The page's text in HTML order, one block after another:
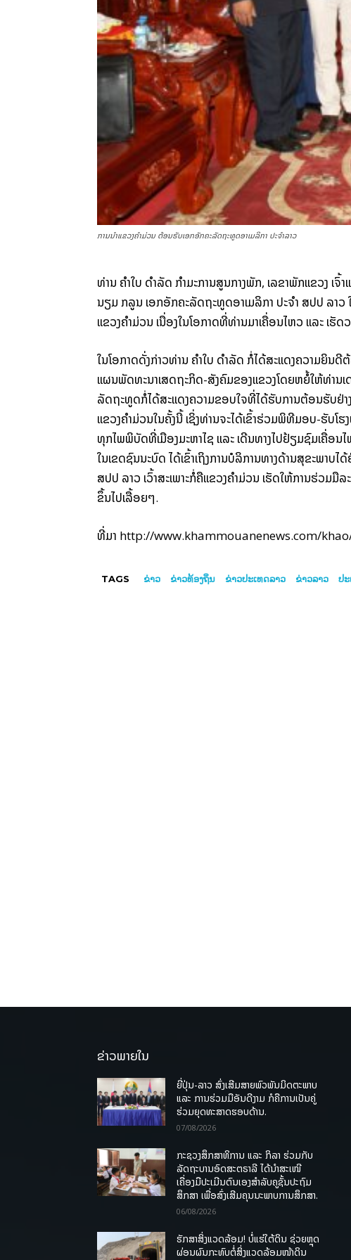
ການນຳແຂວງຄຳມ່ວນ ຕ້ອນຮັບເອກອັກຄະລັດຖະທູດອາເມລິກາ ປະຈຳລາວ
ທ່ານ ຄຳ​ໃບ ດຳລັດ ກຳມະການ​ສູນ​ກາງ​ພັກ, ​ເລຂາ​ພັກ​ແຂວງ ​ເ
ນຽມ ກລູນ ​ເອກ​ອັກຄະ​ລັດຖະທູດ​ອາ​ເມ​ລິ​ກາ ປະຈຳ ສ​ປປ ລາ
ແຂວງ​ຄຳ​ມ່ວນ ​ເນື່ອງ​ໃນ​ໂອກາດ​ທີ່​ທ່ານ​ມາ​ເຄື່ອນ​ໄຫວ ​ແລ​ະ ​ເຮັ
ໃນ​ໂອກາດ​ດັ່ງກ່າວ​ທ່ານ ຄຳ​ໃບ ດຳລັດ ກໍ່​ໄດ້​ສະ​ແດງ​ຄວາມ​ຍິນ​
ແຜນ​ພັດທະນາ​ເສດຖະກິດ-ສັງຄົມ​ຂອງ​ແຂວງ​ໂດຍ​ຫຍໍ້​ໃຫ້​ທ່າ
ລັດຖະທູດ​ກໍ່​ໄດ້​ສະ​ແດງ​ຄວາມ​ຂອບ​ໃຈ​ທີ່​ໄດ້​ຮັບ​ການ​ຕ້ອນຮັບ​ຢ່າ
ແຂວງ​ຄຳ​ມ່ວນ​ໃນ​ຄັ້ງ​ນີ້ ​ເຊິ່ງທ່ານ​ຈະ​ໄດ້​ເຂົ້າ​ຮ່ວມ​ພິທີ​ມອບ-ຮັບ​
ທຸກ​ໄພພິບັດ​ທີ່​ເມືອງ​ມະຫາ​ໄຊ ​ແລະ ​ເດີນທາງ​ໄປ​ຢ້ຽມຊົມ​ເຄື່ອ
ໃນເຂດ​ຊົນນະບົດ​ ໄດ້​ເຂົ້າ​ເຖິງ​ການ​ບໍລິການ​ທາງ​ດ້ານ​ສຸຂະພາບ​
ສປປ ລາວ ​ເວົ້າ​ສະ​ເພາະ​ກໍ່ຄື​ແຂວງ​ຄຳ​ມ່ວນ ​ເຮັດ​ໃຫ້ການ​ຮ່ວມ​
ຂຶ້ນ​​ໄປ​ເລື້ອຍໆ.​
ທີ່ມາ http://www.khammouanenews.com/
TAGS ຂ່າວ ຂ່າວທ້ອງຖິ່ນ ຂ່າວປະເທດລາວ ຂ່າວລາວ ປ
ຂ່າວພາຍໃນ
ຍີ່ປຸ່ນ-ລາວ ສົ່ງເສີມສາຍພົວພັນມິດຕະພາບ
ແລະ ການຮ່ວມມືອັນດີງາມ ກໍຄືການເປັນຄູ່
ຮ່ວມຍຸດທະສາດຮອບດ້ານ.
07/08/2026
ກະຊວງສຶກສາທິການ ແລະ ກິລາ ຮ່ວມກັບ
ລັດຖະບານອົດສະຕຣາລີ ໄດ້ນຳສະເໜີ
ເຄື່ອງມືປະເມີນຕົນເອງສຳລັບຄູຊັ້ນປະຖົມ
ສຶກສາ ເພື່ອສົ່ງເສີມຄຸນນະພາບການສຶກສາ.
06/08/2026
ຮັກສາສິ່ງແວດລ້ອມ! ບໍ່ແຮ່ໃຕ້ດິນ ຊ່ວຍຫຼຸດ
ຜ່ອນຜົນກະທົບຕໍ່ສິ່ງແວດລ້ອມໜ້າດິນ